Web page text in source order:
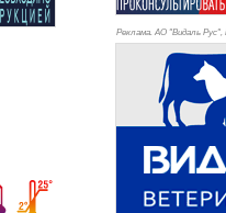
Реклама. АО "Видаль